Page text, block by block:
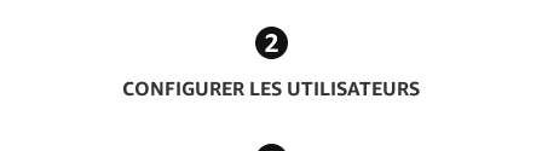
CONFIGURER LES UTILISATEURS